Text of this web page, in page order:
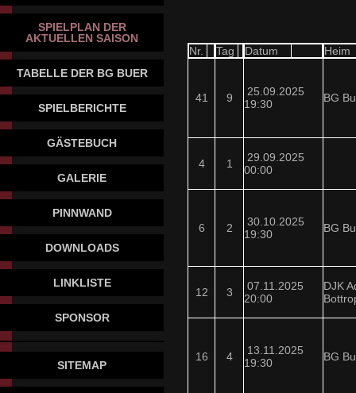
SPIELPLAN DER
AKTUELLEN SAISON
TABELLE DER BG BUER
SPIELBERICHTE
GÄSTEBUCH
GALERIE
PINNWAND
DOWNLOADS
LINKLISTE
SPONSOR
SITEMAP
Nr. Tag Datum Heim
41 9
25.09.2025
19:30
BG
4 1
29.09.2025
00:00
6 2
30.10.2025
19:30
BG
12 3
07.11.2025
20:00
DJK
16 4
13.11.2025
19:30
BG